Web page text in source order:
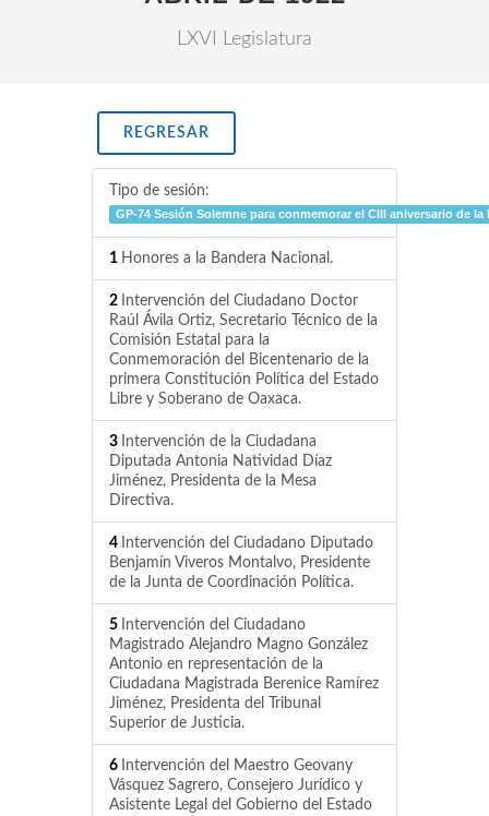
LXVI Legislatura
REGRESAR
Tipo de sesión:
GP-74 Sesión Solemne para conmemorar el CIII aniversario de
1 Honores a la Bandera Nacional.
2 Intervención del Ciudadano Doctor
Raúl Ávila Ortiz, Secretario Técnico de la
Comisión Estatal para la
Conmemoración del Bicentenario de la
primera Constitución Política del Estado
Libre y Soberano de Oaxaca.
3 Intervención de la Ciudadana
Diputada Antonia Natividad Díaz
Jiménez, Presidenta de la Mesa
Directiva.
4 Intervención del Ciudadano Diputado
Benjamín Viveros Montalvo, Presidente
de la Junta de Coordinación Política.
5 Intervención del Ciudadano
Magistrado Alejandro Magno González
Antonio en representación de la
Ciudadana Magistrada Berenice Ramírez
Jiménez, Presidenta del Tribunal
Superior de Justicia.
6 Intervención del Maestro Geovany
Vásquez Sagrero, Consejero Jurídico y
Asistente Legal del Gobierno del Estado